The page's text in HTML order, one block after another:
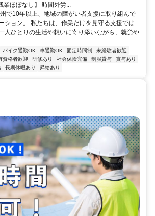
業ほぼなし】 時間外労...
州で10年以上、地域の障がい者支援に取り組んで
ション。 私たちは、作業だけを見守る支援では
人ひとりの生活や想いに寄り添いながら、就労や
バイク通勤OK 車通勤OK 固定時間制
未経験者歓迎
資格者歓迎 研修あり 社会保険完備 制服貸与
賞与あり
長期休暇あり 昇給あり